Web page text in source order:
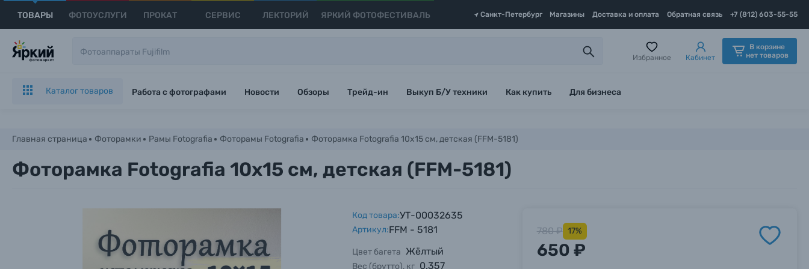
ТОВАРЫ ФОТОУСЛУГИ ПРОКАТ СЕРВИС ЛЕКТОРИЙ ЯРКИЙ ФОТОФЕСТИВАЛЬ Санкт-Петербург Магазины Доставка и оплата Обратная связь +7 (812) 603-55-55
Избранное Кабинет
В корзине
нет товаров
Каталог товаров Работа с фотографами Новости Обзоры Трейд-ин Выкуп Б/У техники Как купить Для бизнеса
Главная страница Фоторамки Рамы Fotografia Фоторамы Fotografia Фоторамка Fotografia 10x15 см, детская (FFM-5181)
Фоторамка Fotografia 10x15 см, детская (FFM-5181)
Код товара:УТ-00032635
Артикул:FFM - 5181
Цвет багета Жёлтый
Вес (брутто), кг 0.357
780 ₽ 17%
650 ₽